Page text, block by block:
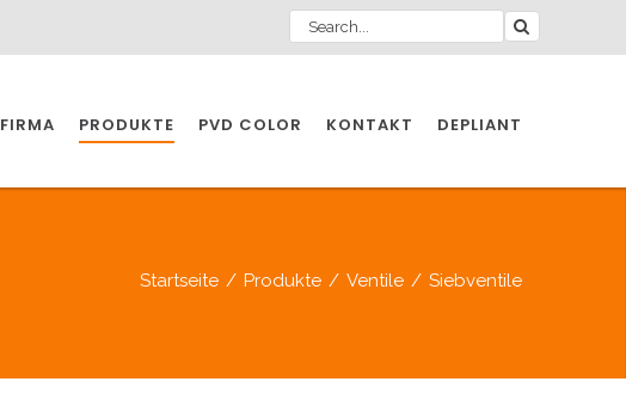
FIRMA PRODUKTE
SPAZIO INDUSTRIE
PVD COLOR KONTAKT
DEPLIANT
Startseite / Produkte / Ventile / Siebventile